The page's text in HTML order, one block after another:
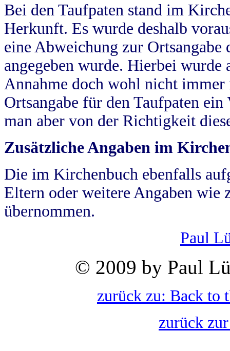
Bei den Taufpaten stand im
Herkunft. Es wurde deshalb
eine Abweichung zur
angegeben wurde. Hierbei wurde
Annahme doch wohl nicht
Ortsangabe für den Taufpaten
man aber von der Richtigkeit
Zusätzliche Angaben im
Die im Kirchenbuch ebenfalls
Eltern oder weitere Angaben wie
übernommen.
Paul
© 2009 by Paul
zurück zu: Back to
zurück